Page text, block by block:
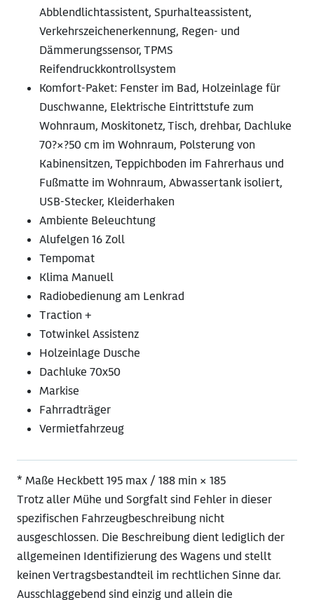
Abblendlichtassistent, Spurhalteassistent,
Verkehrszeichenerkennung, Regen- und
Dämmerungssensor, TPMS
Reifendruckkontrollsystem
Komfort-Paket: Fenster im Bad, Holzeinlage für
Duschwanne, Elektrische Eintrittstufe zum
Wohnraum, Moskitonetz, Tisch, drehbar, Dachluke
70?×?50 cm im Wohnraum, Polsterung von
Kabinensitzen, Teppichboden im Fahrerhaus und
Fußmatte im Wohnraum, Abwassertank isoliert,
USB-Stecker, Kleiderhaken
Ambiente Beleuchtung
Alufelgen 16 Zoll
Tempomat
Klima Manuell
Radiobedienung am Lenkrad
Traction +
Totwinkel Assistenz
Holzeinlage Dusche
Dachluke 70x50
Markise
Fahrradträger
Vermietfahrzeug
* Maße Heckbett 195 max / 188 min × 185
Trotz aller Mühe und Sorgfalt sind Fehler in dieser
spezifischen Fahrzeugbeschreibung nicht
ausgeschlossen. Die Beschreibung dient lediglich der
allgemeinen Identifizierung des Wagens und stellt
keinen Vertragsbestandteil im rechtlichen Sinne dar.
Ausschlaggebend sind einzig und allein die